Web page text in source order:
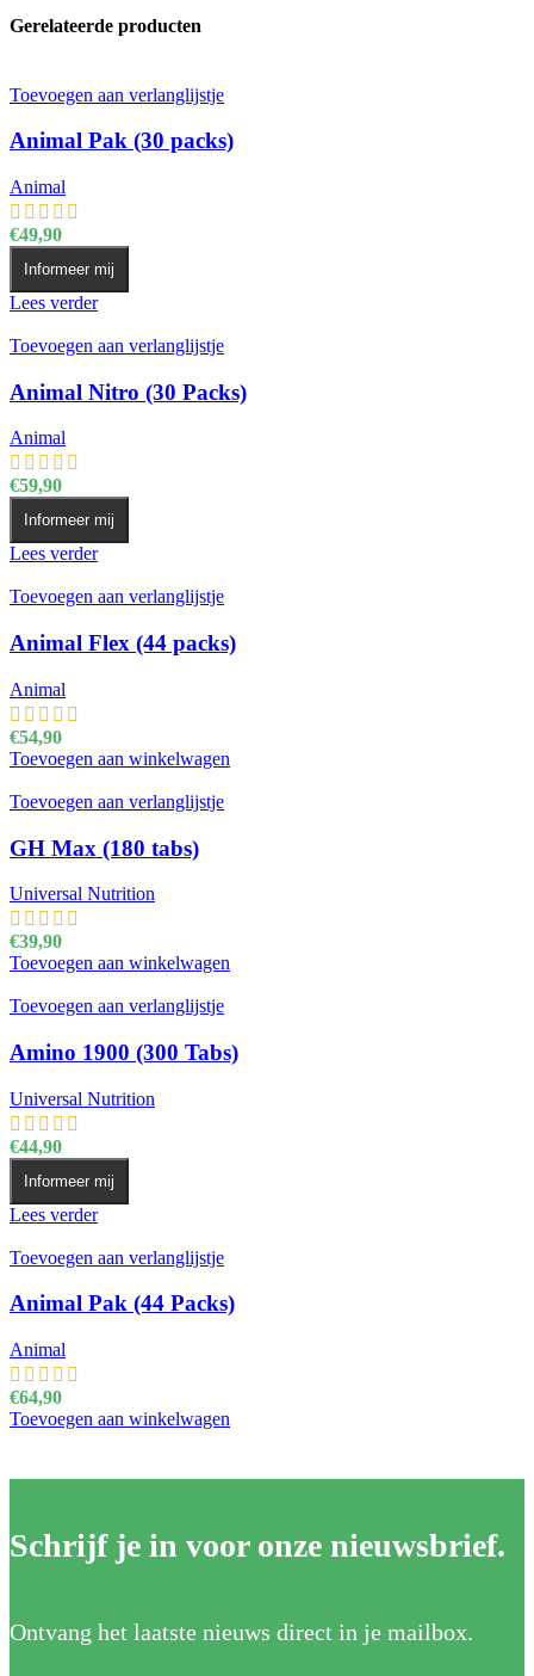
Gerelateerde producten
Toevoegen aan verlanglijstje
Animal Pak (30 packs)
Animal
€49,90
Informeer mij
Lees verder
Toevoegen aan verlanglijstje
Animal Nitro (30 Packs)
Animal
€59,90
Informeer mij
Lees verder
Toevoegen aan verlanglijstje
Animal Flex (44 packs)
Animal
€54,90
Toevoegen aan winkelwagen
Toevoegen aan verlanglijstje
GH Max (180 tabs)
Universal Nutrition
€39,90
Toevoegen aan winkelwagen
Toevoegen aan verlanglijstje
Amino 1900 (300 Tabs)
Universal Nutrition
€44,90
Informeer mij
Lees verder
Toevoegen aan verlanglijstje
Animal Pak (44 Packs)
Animal
€64,90
Toevoegen aan winkelwagen
Schrijf je in voor onze nieuwsbrief.
Ontvang het laatste nieuws direct in je mailbox.